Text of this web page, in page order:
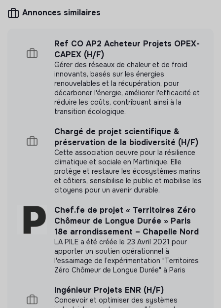
Mesure d'impact
Labels et certifications
Cette structure n'a pas souhaité nous
pu obtenir.
Documents
N'a pas encore communiqué de documents de
transparence
Annonces similaires
Ref CO AP2 Acheteur Projets OPEX-
CAPEX (H/F)
Gérer des réseaux de chaleur et de froid
innovants, basés sur les énergies
renouvelables et la récupération, pour
décarboner l'énergie, améliorer l'efficacité et
réduire les coûts, contribuant ainsi à la
transition écologique.
Chargé de projet scientifique &
préservation de la biodiversité (H/F)
Cette association oeuvre pour la résilience
climatique et sociale en Martinique. Elle
protège et restaure les écosystèmes marins
et côtiers, sensibilise le public et mobilise les
citoyens pour un avenir durable.
Chef.fe de projet « Territoires Zéro
Chômeur de Longue Durée » Paris
18e arrondissement – Chapelle Nord
LA PILE a été créée le 23 Avril 2021 pour
apporter un soutien opérationnel à
l'essaimage de l’expérimentation "Territoires
Zéro Chômeur de Longue Durée" à Paris
Ingénieur Projets ENR (H/F)
Concevoir et optimiser des systèmes